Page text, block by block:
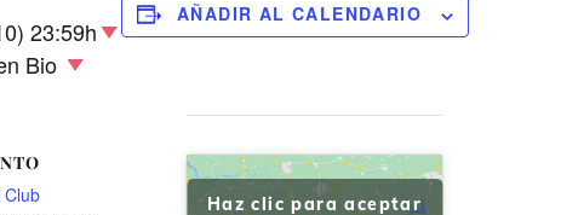
23:59h
Bio
AÑADIR AL CALENDARIO
Club
Haz clic para aceptar